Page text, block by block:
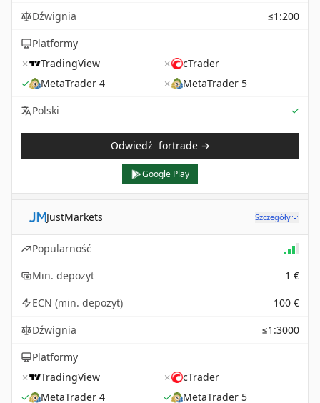
Dźwignia
≤1:200
Platformy
✗
TradingView ✗
cTrader
✓
MetaTrader 4 ✗
MetaTrader 5
Polski
✓
Odwiedź fortrade→
Google Play
JustMarkets Szczegóły
Popularność
Min. depozyt
1 €
ECN (min. depozyt)
100 €
Dźwignia
≤1:3000
Platformy
✗
TradingView ✗
cTrader
✓
MetaTrader 4 ✓
MetaTrader 5